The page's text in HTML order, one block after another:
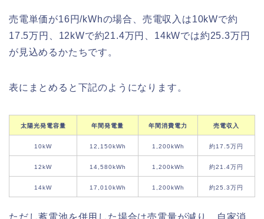
売電単価が16円/kWhの場合、売電収入は10kWで約
17.5万円、12kWで約21.4万円、14kWでは約25.3万円
が見込めるかたちです。
表にまとめると下記のようになります。
太陽光発電容量 年間発電量 年間消費電力 売電収入
10kW 12,150kWh 1,200kWh 約17.5万円
12kW 14,580kWh 1,200kWh 約21.4万円
14kW 17,010kWh 1,200kWh 約25.3万円
ただし蓄電池を併用した場合は売電量が減り、自家消